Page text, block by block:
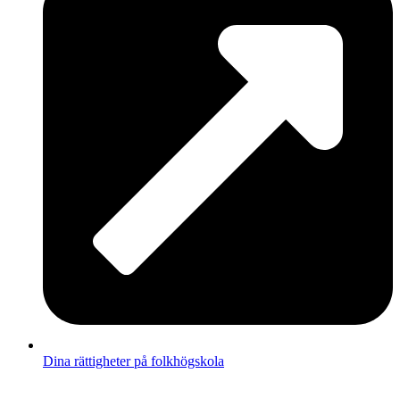
Dina rättigheter på folkhögskola